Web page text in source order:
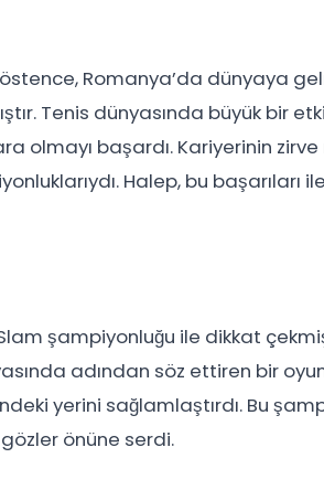
Romanya’da dünyaya
Tenis dünyasında büyük bir
olmayı başardı. Kariyerinin
Halep, bu başarıları
şampiyonluğu ile dikkat
adından söz ettiren bir
yerini sağlamlaştırdı. Bu
önüne serdi.